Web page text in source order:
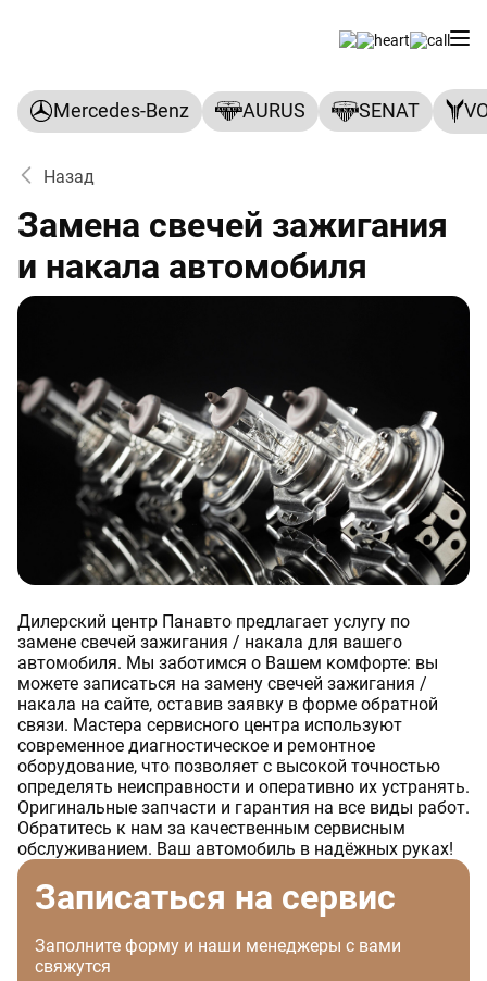
Mercedes-Benz AURUS SENAT
Назад
Замена свечей зажигания
и накала автомобиля
Дилерский центр Панавто предлагает услугу по
замене свечей зажигания / накала для вашего
автомобиля. Мы заботимся о Вашем комфорте: вы
можете записаться на замену свечей зажигания /
накала на сайте, оставив заявку в форме обратной
связи. Мастера сервисного центра используют
современное диагностическое и ремонтное
оборудование, что позволяет с высокой точностью
определять неисправности и оперативно их устранять.
Оригинальные запчасти и гарантия на все виды работ.
Обратитесь к нам за качественным сервисным
обслуживанием. Ваш автомобиль в надёжных руках!
Записаться на сервис
Заполните форму и наши менеджеры с вами
свяжутся